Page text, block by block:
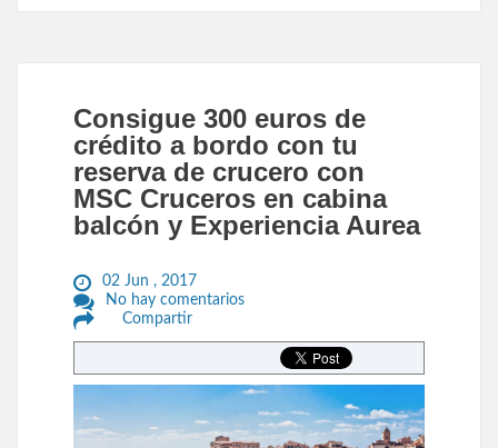
Consigue 300 euros de
crédito a bordo con tu
reserva de crucero con
MSC Cruceros en cabina
balcón y Experiencia Aurea
02 Jun , 2017
No hay comentarios
Compartir